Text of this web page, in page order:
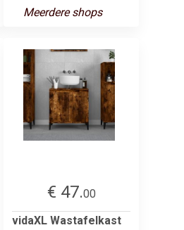
Meerdere shops
€ 47.00
vidaXL Wastafelkast